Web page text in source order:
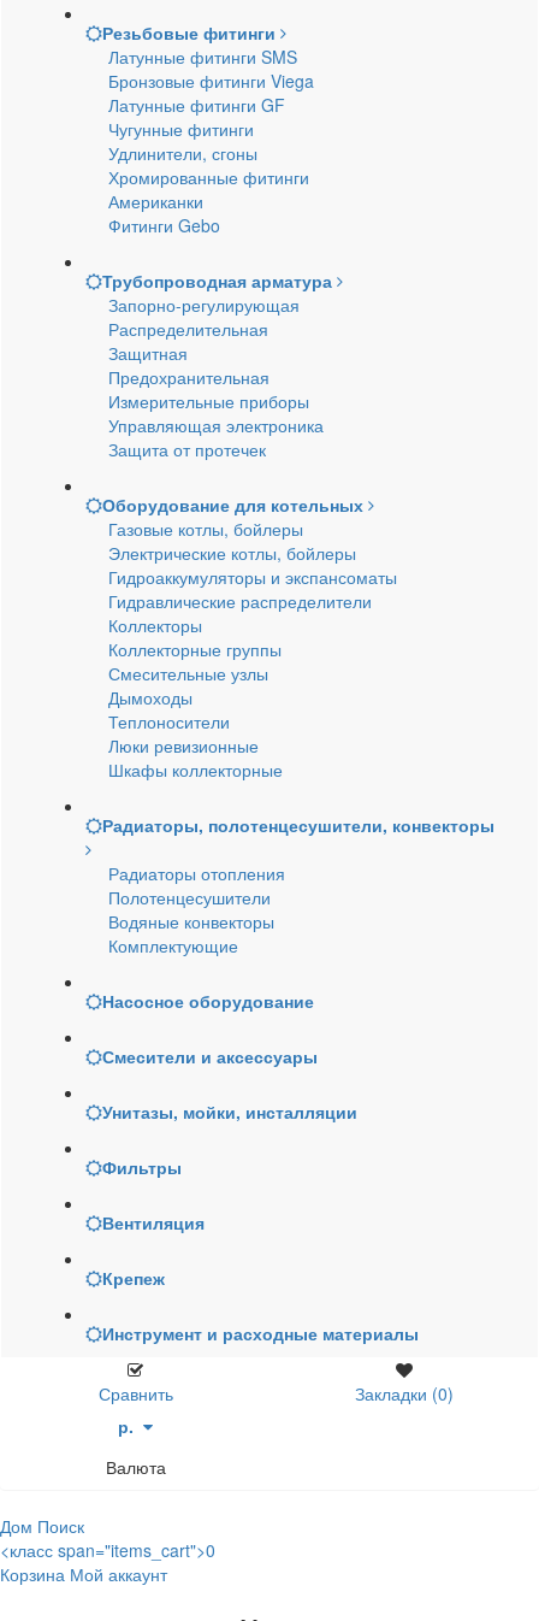
Резьбовые фитинги
Латунные фитинги SMS
Бронзовые фитинги Viega
Латунные фитинги GF
Чугунные фитинги
Удлинители, сгоны
Хромированные фитинги
Американки
Фитинги Gebo
Трубопроводная арматура
Запорно-регулирующая
Распределительная
Защитная
Предохранительная
Измерительные приборы
Управляющая электроника
Защита от протечек
Оборудование для котельных
Газовые котлы, бойлеры
Электрические котлы, бойлеры
Гидроаккумуляторы и экспансоматы
Гидравлические распределители
Коллекторы
Коллекторные группы
Смесительные узлы
Дымоходы
Теплоносители
Люки ревизионные
Шкафы коллекторные
Радиаторы, полотенцесушители, конвекторы
Радиаторы отопления
Полотенцесушители
Водяные конвекторы
Комплектующие
Насосное оборудование
Смесители и аксессуары
Унитазы, мойки, инсталляции
Фильтры
Вентиляция
Крепеж
Инструмент и расходные материалы
Сравнить
Закладки (0)
р.
Валюта
Дом Поиск
<класс span="items_cart">0
Корзина Мой аккаунт